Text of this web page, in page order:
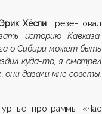
Хёсли презентовал
историю Кавказа.
о Сибири может быть
куда-то, я смотрел
давали мне советы,
программы «Час